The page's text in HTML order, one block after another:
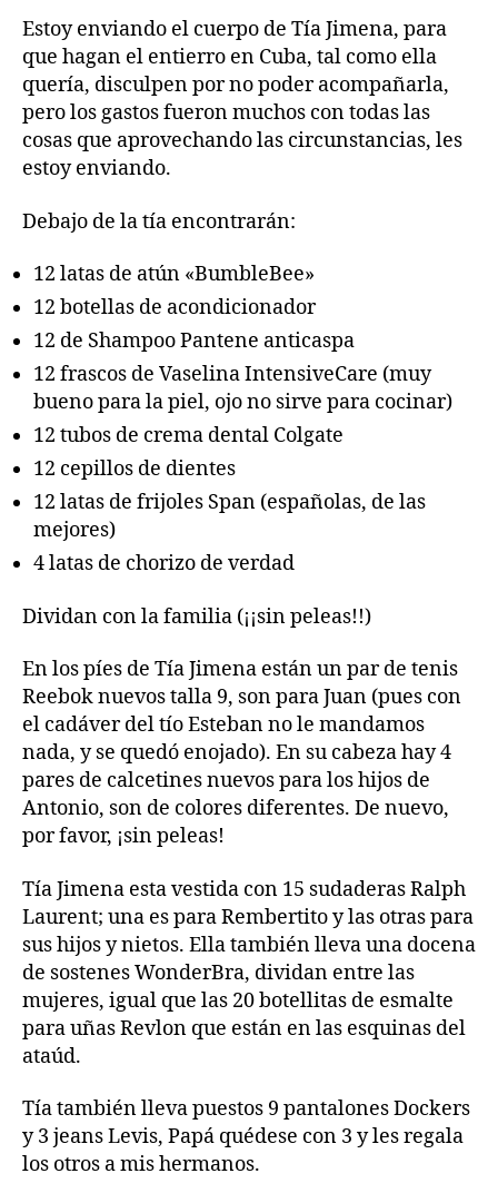
Estoy enviando el cuerpo de Tía Jimena, para
que hagan el entierro en Cuba, tal como ella
quería, disculpen por no poder acompañarla,
pero los gastos fueron muchos con todas las
cosas que aprovechando las circunstancias, les
estoy enviando.
Debajo de la tía encontrarán:
12 latas de atún «BumbleBee»
12 botellas de acondicionador
12 de Shampoo Pantene anticaspa
12 frascos de Vaselina IntensiveCare (muy
bueno para la piel, ojo no sirve para cocinar)
12 tubos de crema dental Colgate
12 cepillos de dientes
12 latas de frijoles Span (españolas, de las
mejores)
4 latas de chorizo de verdad
Dividan con la familia (¡¡sin peleas!!)
En los píes de Tía Jimena están un par de tenis
Reebok nuevos talla 9, son para Juan (pues con
el cadáver del tío Esteban no le mandamos
nada, y se quedó enojado). En su cabeza hay 4
pares de calcetines nuevos para los hijos de
Antonio, son de colores diferentes. De nuevo,
por favor, ¡sin peleas!
Tía Jimena esta vestida con 15 sudaderas Ralph
Laurent; una es para Rembertito y las otras para
sus hijos y nietos. Ella también lleva una docena
de sostenes WonderBra, dividan entre las
mujeres, igual que las 20 botellitas de esmalte
para uñas Revlon que están en las esquinas del
ataúd.
Tía también lleva puestos 9 pantalones Dockers
y 3 jeans Levis, Papá quédese con 3 y les regala
los otros a mis hermanos.